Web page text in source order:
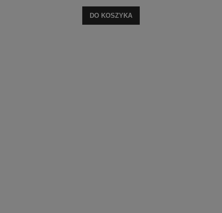
DO KOSZYKA